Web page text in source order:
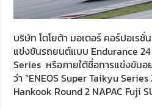
บริษัท โตโยต้า มอเตอร์ คอร์ปอเร
แข่งขันรถยนต์แบบ Endurance
Series หรือภายใต้ชื่อการแข่งขันอ
ว่า “ENEOS Super Taikyu
Hankook Round 2 NAPAC Fuji